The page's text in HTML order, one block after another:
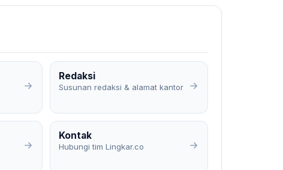
Redaksi
Susunan redaksi & alamat kantor
Kontak
Hubungi tim Lingkar.co